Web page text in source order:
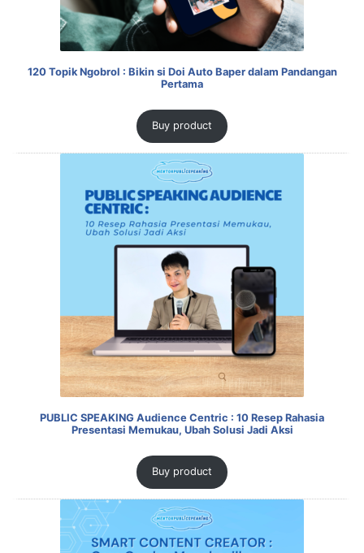
120 Topik Ngobrol : Bikin si Doi Auto Baper dalam Pandangan
Pertama
Buy product
PUBLIC SPEAKING Audience Centric : 10 Resep Rahasia
Presentasi Memukau, Ubah Solusi Jadi Aksi
Buy product